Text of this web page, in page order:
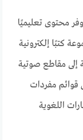
محتوى تعليميًا
كتبًا إلكترونية
إلى مقاطع صوتية
قوائم مفردات
اللغوية